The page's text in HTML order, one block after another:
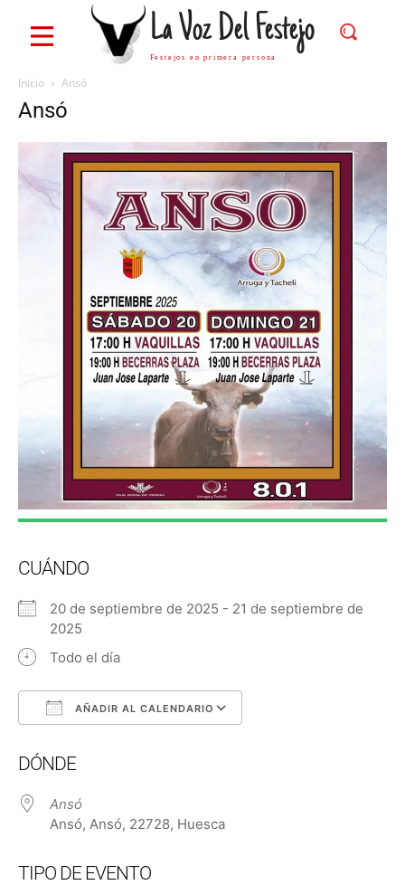
La Voz Del Festejo
Festejos en primera persona
Inicio Ansó
Ansó
CUÁNDO
20 de septiembre de 2025 - 21 de septiembre de
2025
Todo el día
AÑADIR AL CALENDARIO
DÓNDE
Ansó
Ansó, Ansó, 22728, Huesca
TIPO DE EVENTO